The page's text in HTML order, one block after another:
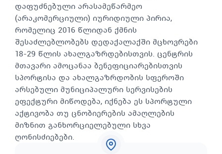
დაფუძნებული არასამეწარმეო
(არაკომერციული) იურიდიული პირია,
რომელიც 2016 წლიდან ქმნის
შესაძლებლობებს დედაქალაქში მცხოვრები
18-29 წლის ახალგაზრდებისთვის. ცენტრის
მთავარი ამოცანაა ბენეფიციარებისთვის
სპორტისა და ახალგაზრდობის სფეროში
არსებული მუნიციპალური სერვისების
ეფექტური მიწოდება, იქნება ეს სპორტული
აქტივობა თუ ცნობიერების ამაღლების
მიზნით განხორციელებული სხვა
ღონისძიებები.